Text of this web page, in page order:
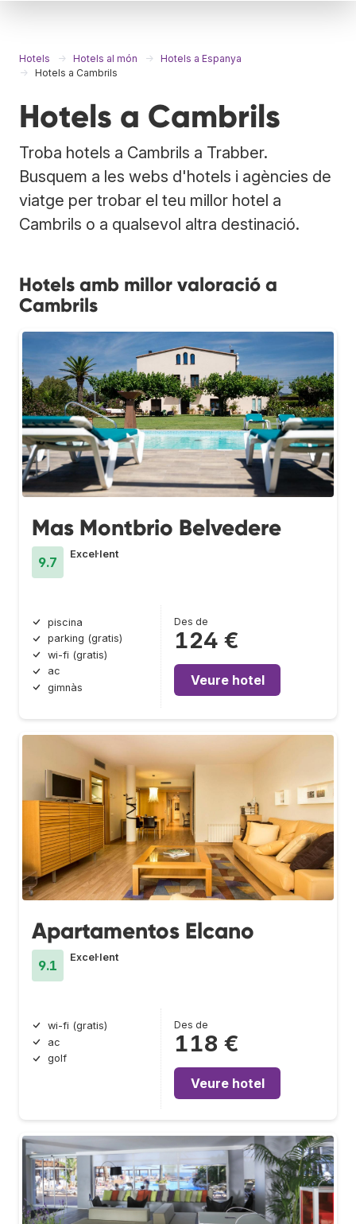
Hotels Hotels al món
Hotels a Espanya
Hotels a Cambrils
Hotels a Cambrils
Troba hotels a Cambrils a Trabber.
Busquem a les webs d'hotels i agències de
viatge per trobar el teu millor hotel a
Cambrils o a qualsevol altra destinació.
Hotels amb millor valoració a
Cambrils
Mas Montbrio Belvedere
9.7
Excel·lent
piscina
parking (gratis)
wi-fi (gratis)
ac
gimnàs
Des de
124 €
Veure hotel
Apartamentos Elcano
9.1
Excel·lent
wi-fi (gratis)
ac
golf
Des de
118 €
Veure hotel